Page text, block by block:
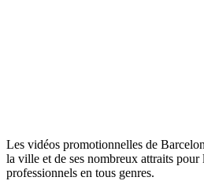
Les vidéos promotionnelles de
la ville et de ses nombreux attraits pour
professionnels en tous genres.